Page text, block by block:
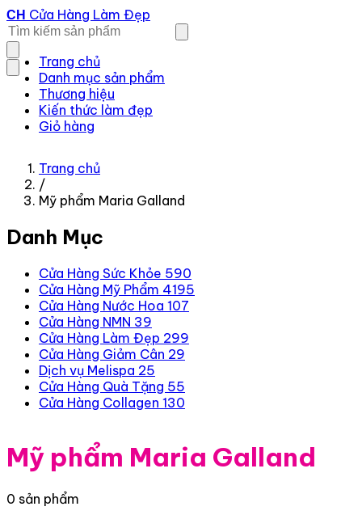
CH Cửa Hàng Làm Đẹp
Trang chủ
Danh mục sản phẩm
Thương hiệu
Kiến thức làm đẹp
Giỏ hàng
Trang chủ
/
Mỹ phẩm Maria Galland
Danh Mục
Cửa Hàng Sức Khỏe 590
Cửa Hàng Mỹ Phẩm 4195
Cửa Hàng Nước Hoa 107
Cửa Hàng NMN 39
Cửa Hàng Làm Đẹp 299
Cửa Hàng Giảm Cân 29
Dịch vụ Melispa 25
Cửa Hàng Quà Tặng 55
Cửa Hàng Collagen 130
Mỹ phẩm Maria Galland
0 sản phẩm